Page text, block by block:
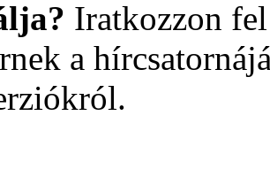
Iratkozzon
a